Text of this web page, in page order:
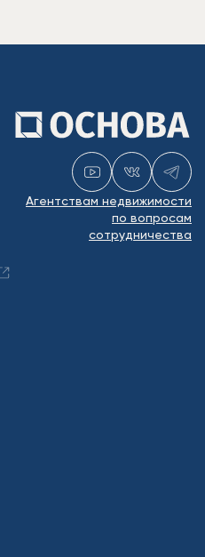
Агентствам недвижимости
по вопросам
сотрудничества